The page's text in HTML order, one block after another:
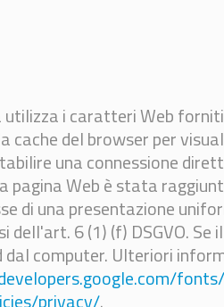
i caratteri Web
cache del browser per
una connessione
pagina Web è stata
di una presentazione
6 (1) (f) DSGVO. Se
computer. Ulteriori
privacy/.